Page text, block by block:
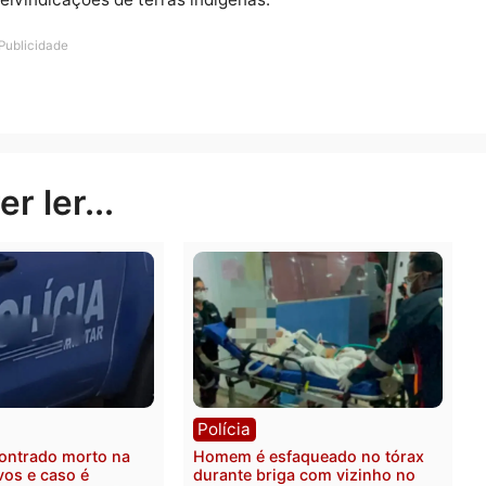
indígenas.
Dom Roque Paloschi, disse que agricultores,
as reivindicações de terras indígenas.
Publicidade